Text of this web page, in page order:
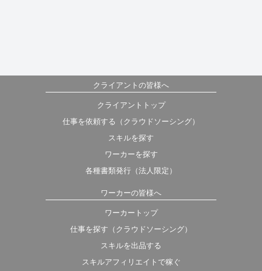
クライアントの皆様へ
クライアントトップ
仕事を依頼する（クラウドソーシング）
スキルを探す
ワーカーを探す
各種書類発行（法人限定）
ワーカーの皆様へ
ワーカートップ
仕事を探す（クラウドソーシング）
スキルを出品する
スキルアフィリエイトで稼ぐ